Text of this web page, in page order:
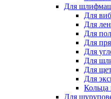
Для
Для
Для
Для
Для
Для
Для
Для
Для
Кольца
Для